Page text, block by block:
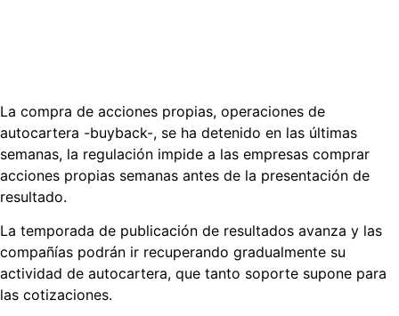
La compra de acciones propias, operaciones de
autocartera -buyback-, se ha detenido en las últimas
semanas, la regulación impide a las empresas comprar
acciones propias semanas antes de la presentación de
resultado.
La temporada de publicación de resultados avanza y las
compañías podrán ir recuperando gradualmente su
actividad de autocartera, que tanto soporte supone para
las cotizaciones.